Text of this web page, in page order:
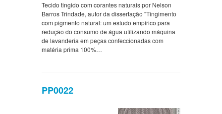
Tecido tingido com corantes naturais por Nelson
Barros Trindade, autor da dissertação "Tingimento
com pigmento natural: um estudo empírico para
redução do consumo de água utilizando máquina
de lavanderia em peças confeccionadas com
matéria prima 100%…
PP0022